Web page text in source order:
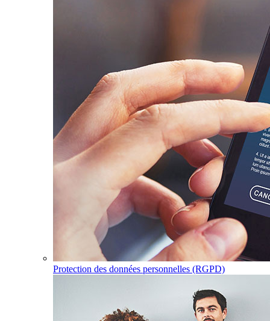
Protection des données personnelles (RGPD)